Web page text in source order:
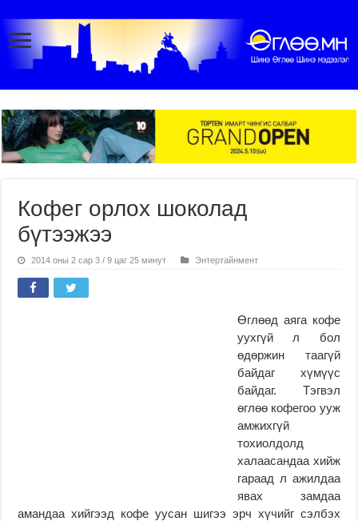
Кофег орлох шоколад
бүтээжээ
2014 оны 2 сар 3 / 9 цаг 25 минут Энтертайнмент
Өглөөд аяга кофе
уухгүй л бол
өдөржин таагүй
байдаг хүмүүс
байдаг. Тэгвэл
өглөө кофегоо ууж
амжихгүй
тохиолдолд
халаасандаа хийж
гараад л ажилдаа
явах замдаа
амандаа хийгээд кофе уусан шигээ эрч хүчийг сэлбэх